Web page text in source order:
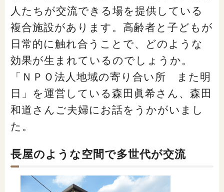
「暮らし」に関する記事
くらしすとについて
協会事業案内
プライバシーポリシー（個人情報保護方針）
閉じる
人たちが交流できる場を提供している
複合施設があります。高齢者と子どもが
日常的に触れ合うことで、どのような
効果が生まれているのでしょうか。
「ＮＰＯ法人地域の寄り合い所 また明
日」を運営している森田眞希さん、森田
和道さんご夫婦にお話をうかがいまし
た。
長屋のような空間で多世代が交流